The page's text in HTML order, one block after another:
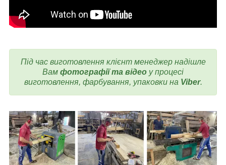
Під час виготовлення клієнт менеджер надішле
Вам фотографії та відео у процесі
виготовлення, фарбування, упаковки на Viber.